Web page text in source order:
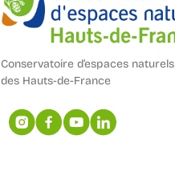
Conservatoire d’espaces naturels
des Hauts-de-France